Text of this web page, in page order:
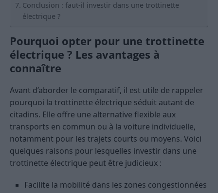
Conclusion : faut-il investir dans une trottinette
électrique ?
Pourquoi opter pour une trottinette
électrique ? Les avantages à
connaître
Avant d’aborder le comparatif, il est utile de rappeler
pourquoi la trottinette électrique séduit autant de
citadins. Elle offre une alternative flexible aux
transports en commun ou à la voiture individuelle,
notamment pour les trajets courts ou moyens. Voici
quelques raisons pour lesquelles investir dans une
trottinette électrique peut être judicieux :
Facilite la mobilité dans les zones congestionnées